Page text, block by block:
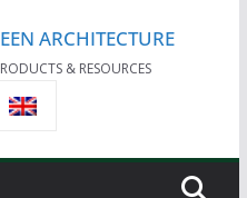
ARCHITECTURE
& RESOURCES